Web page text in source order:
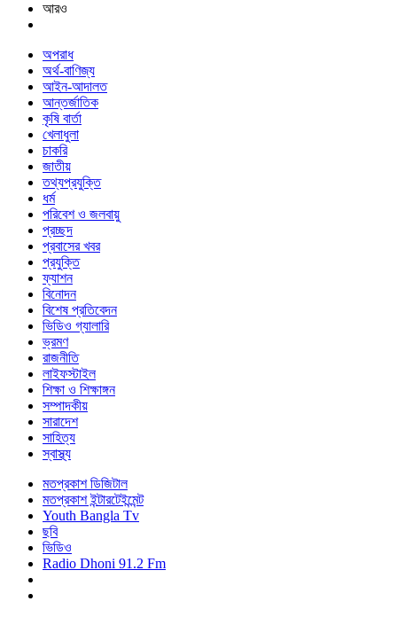
আরও
অপরাধ
অর্থ-বাণিজ্য
আইন-আদালত
আন্তর্জাতিক
কৃষি বার্তা
খেলাধুলা
চাকরি
জাতীয়
তথ্যপ্রযুক্তি
ধর্ম
পরিবেশ ও জলবায়ু
প্রচ্ছদ
প্রবাসের খবর
প্রযুক্তি
ফ্যাশন
বিনোদন
বিশেষ প্রতিবেদন
ভিডিও গ্যালারি
ভ্রমণ
রাজনীতি
লাইফস্টাইল
শিক্ষা ও শিক্ষাঙ্গন
সম্পাদকীয়
সারাদেশ
সাহিত্য
স্বাস্থ্য
মতপ্রকাশ ডিজিটাল
মতপ্রকাশ ইন্টারটেইন্মেন্ট
Youth Bangla Tv
ছবি
ভিডিও
Radio Dhoni 91.2 Fm